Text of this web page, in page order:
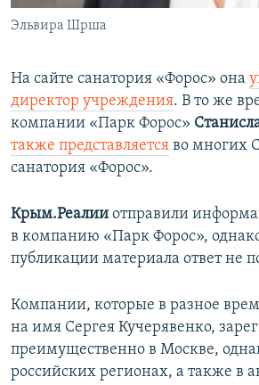
Эльвира Шрша
На сайте санатория «Форос» она
директор учреждения. В то же
компании «Парк Форос»
также представляется во многих
санатория «Форос».
Крым.Реалии отправили
в компанию «Парк Форос»,
публикации материала ответ не
Компании, которые в разное
на имя Сергея Кучерявенко,
преимущественно в Москве,
российских регионах, а также в